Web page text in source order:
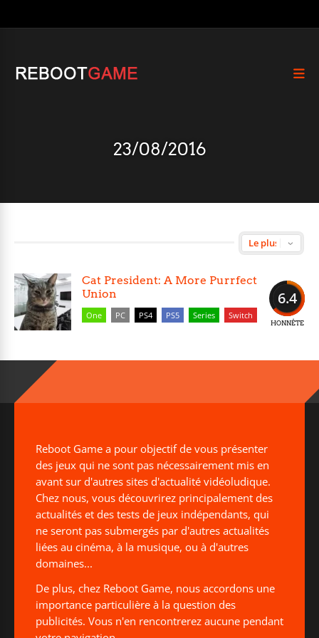
23/08/2016
6.4
HONNÊTE
Cat President: A More Purrfect
Union
One PC PS4 PS5 Series Switch
Reboot Game a pour objectif de vous présenter
des jeux qui ne sont pas nécessairement mis en
avant sur d'autres sites d'actualité vidéoludique.
Chez nous, vous découvrirez principalement des
actualités et des tests de jeux indépendants, qui
ne seront pas submergés par d'autres actualités
liées au cinéma, à la musique, ou à d'autres
domaines...
De plus, chez Reboot Game, nous accordons une
importance particulière à la question des
publicités. Vous n'en rencontrerez aucune pendant